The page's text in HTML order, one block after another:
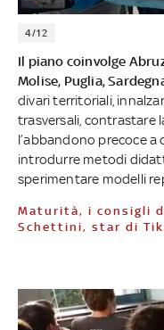
4/12
Il piano coinvolge
Molise, Puglia,
divari territoriali,
trasversali, contrastare
l’abbandono precoce a
introdurre metodi
sperimentare modelli
Maturità, i consigli del prof. di Fisica Vincenzo
Schettini, star di